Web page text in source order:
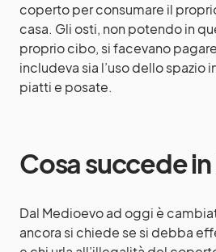
coperto per consumare il
casa. Gli osti, non potendo in
proprio cibo, si facevano
includeva sia l’uso dello spazio
piatti e posate.
Cosa succede
Dal Medioevo ad oggi è
ancora si chiede se si debba